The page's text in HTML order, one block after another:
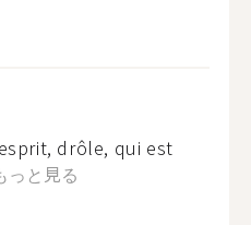
drôle, qui est
っと見る